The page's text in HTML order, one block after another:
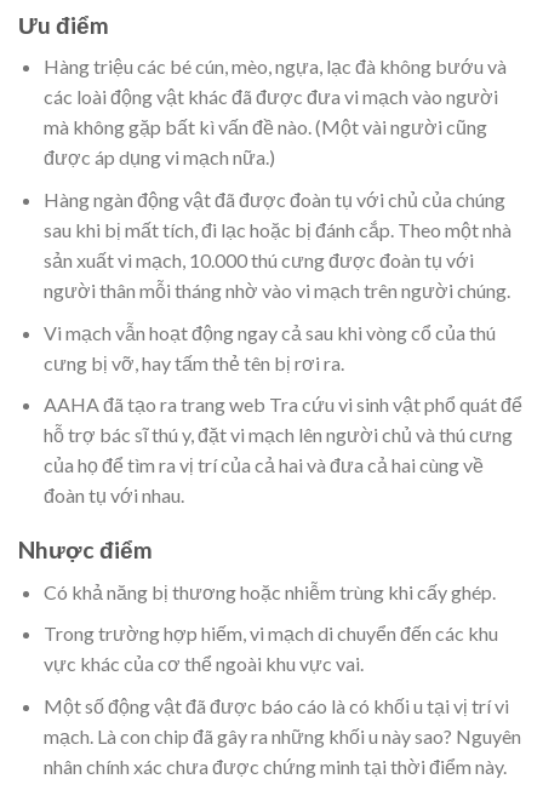
Ưu điểm
Hàng triệu các bé cún, mèo, ngựa, lạc đà không bướu và
các loài động vật khác đã được đưa vi mạch vào người
mà không gặp bất kì vấn đề nào. (Một vài người cũng
được áp dụng vi mạch nữa.)
Hàng ngàn động vật đã được đoàn tụ với chủ của chúng
sau khi bị mất tích, đi lạc hoặc bị đánh cắp. Theo một nhà
sản xuất vi mạch, 10.000 thú cưng được đoàn tụ với
người thân mỗi tháng nhờ vào vi mạch trên người chúng.
Vi mạch vẫn hoạt động ngay cả sau khi vòng cổ của thú
cưng bị vỡ, hay tấm thẻ tên bị rơi ra.
AAHA đã tạo ra trang web Tra cứu vi sinh vật phổ quát để
hỗ trợ bác sĩ thú y, đặt vi mạch lên người chủ và thú cưng
của họ để tìm ra vị trí của cả hai và đưa cả hai cùng về
đoàn tụ với nhau.
Nhược điểm
Có khả năng bị thương hoặc nhiễm trùng khi cấy ghép.
Trong trường hợp hiếm, vi mạch di chuyển đến các khu
vực khác của cơ thể ngoài khu vực vai.
Một số động vật đã được báo cáo là có khối u tại vị trí vi
mạch. Là con chip đã gây ra những khối u này sao? Nguyên
nhân chính xác chưa được chứng minh tại thời điểm này.